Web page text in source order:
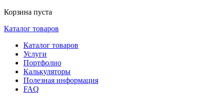
Корзина пуста
Каталог товаров
Каталог товаров
Услуги
Портфолио
Калькуляторы
Полезная информация
FAQ